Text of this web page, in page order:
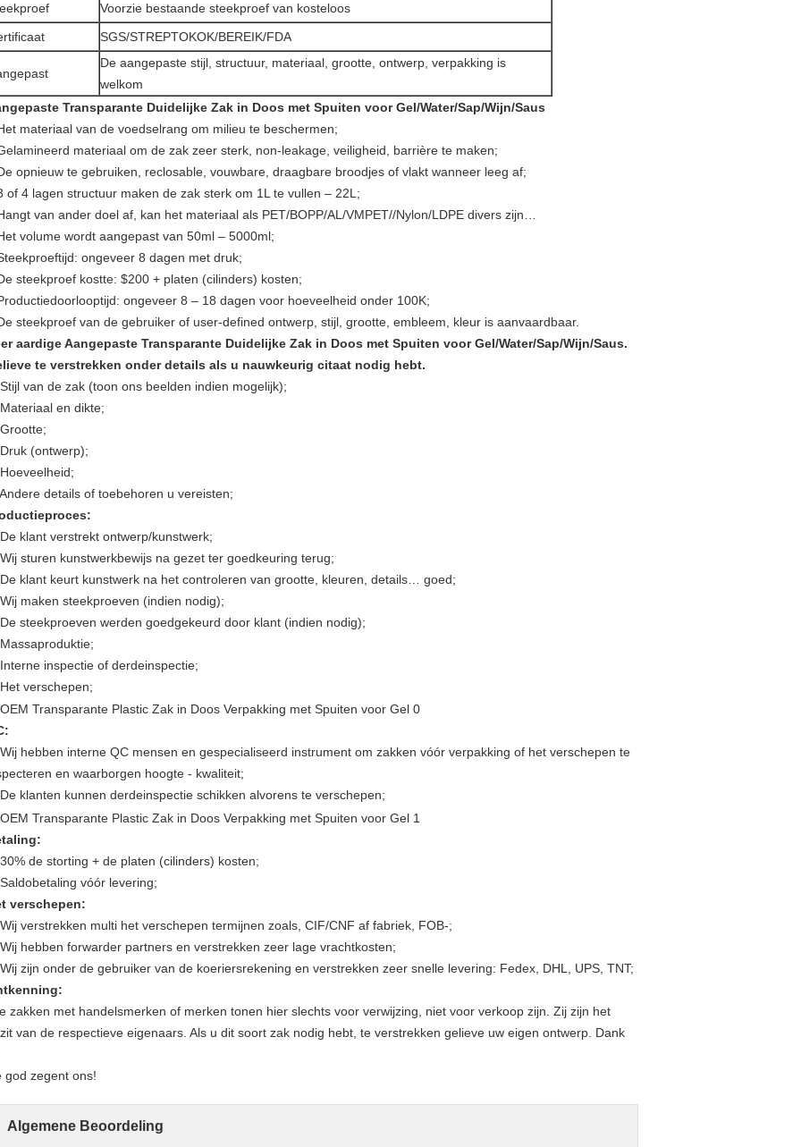
Voorzie bestaande steekproef van kosteloos
SGS/STREPTOKOK/BEREIK/FDA
De aangepaste stijl, structuur, materiaal, grootte, ontwerp, verpakking is
welkom
Transparante Duidelijke Zak in Doos met Spuiten voor Gel/Water/Sap/Wijn/Saus
materiaal van de voedselrang om milieu te beschermen;
materiaal om de zak zeer sterk, non-leakage, veiligheid, barrière te maken;
opnieuw te gebruiken, reclosable, vouwbare, draagbare broodjes of vlakt wanneer leeg af;
of 4 lagen structuur maken de zak sterk om 1L te vullen – 22L;
van ander doel af, kan het materiaal als PET/BOPP/AL/VMPET//Nylon/LDPE divers zijn…
volume wordt aangepast van 50ml – 5000ml;
ongeveer 8 dagen met druk;
steekproef kostte: $200 + platen (cilinders) kosten;
ongeveer 8 – 18 dagen voor hoeveelheid onder 100K;
steekproef van de gebruiker of user-defined ontwerp, stijl, grootte, embleem, kleur is aanvaardbaar.
aardige Aangepaste Transparante Duidelijke Zak in Doos met Spuiten voor Gel/Water/Sap/Wijn/Saus.
te verstrekken onder details als u nauwkeurig citaat nodig hebt.
van de zak (toon ons beelden indien mogelijk);
en dikte;
(ontwerp);
details of toebehoren u vereisten;
klant verstrekt ontwerp/kunstwerk;
sturen kunstwerkbewijs na gezet ter goedkeuring terug;
klant keurt kunstwerk na het controleren van grootte, kleuren, details… goed;
maken steekproeven (indien nodig);
steekproeven werden goedgekeurd door klant (indien nodig);
inspectie of derdeinspectie;
verschepen;
hebben interne QC mensen en gespecialiseerd instrument om zakken vóór verpakking of het verschepen te
en waarborgen hoogte - kwaliteit;
klanten kunnen derdeinspectie schikken alvorens te verschepen;
de storting + de platen (cilinders) kosten;
vóór levering;
verschepen:
verstrekken multi het verschepen termijnen zoals, CIF/CNF af fabriek, FOB-;
hebben forwarder partners en verstrekken zeer lage vrachtkosten;
zijn onder de gebruiker van de koeriersrekening en verstrekken zeer snelle levering: Fedex, DHL, UPS, TNT;
zakken met handelsmerken of merken tonen hier slechts voor verwijzing, niet voor verkoop zijn. Zij zijn het
van de respectieve eigenaars. Als u dit soort zak nodig hebt, te verstrekken gelieve uw eigen ontwerp. Dank
god zegent ons!
Algemene Beoordeling